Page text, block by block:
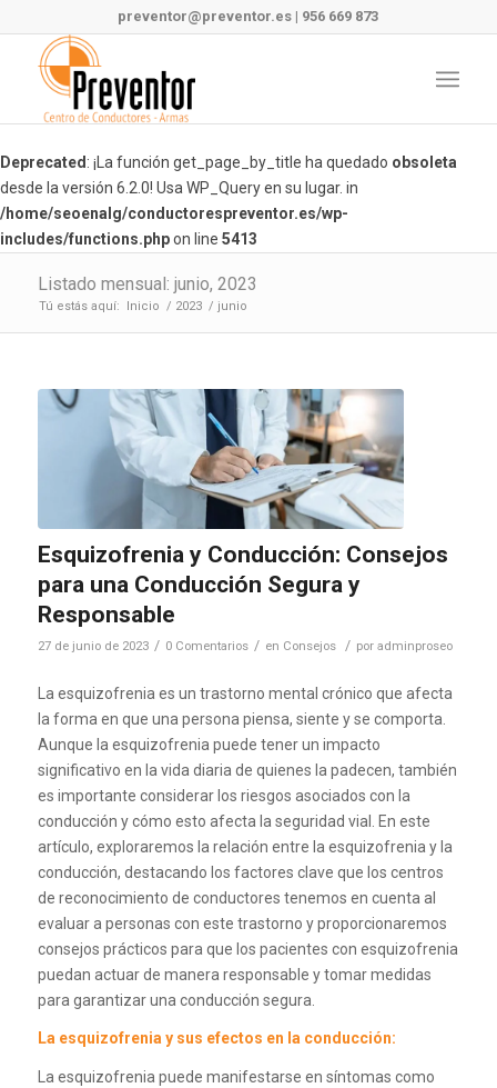
preventor@preventor.es | 956 669 873
Deprecated : ¡La función get_page_by_title ha quedado obsoleta
desde la versión 6.2.0! Usa WP_Query en su lugar. in
/home/seoenalg/conductorespreventor.es/wp-
includes/functions.phpon line 5413
Listado mensual: junio, 2023
Tú estás aquí: Inicio / 2023 / junio
Esquizofrenia y Conducción: Consejos
para una Conducción Segura y
Responsable
27 de junio de 2023 / 0 Comentarios / en Consejos / por adminproseo
La esquizofrenia es un trastorno mental crónico que afecta
la forma en que una persona piensa, siente y se comporta.
Aunque la esquizofrenia puede tener un impacto
significativo en la vida diaria de quienes la padecen, también
es importante considerar los riesgos asociados con la
conducción y cómo esto afecta la seguridad vial. En este
artículo, exploraremos la relación entre la esquizofrenia y la
conducción, destacando los factores clave que los centros
de reconocimiento de conductores tenemos en cuenta al
evaluar a personas con este trastorno y proporcionaremos
consejos prácticos para que los pacientes con esquizofrenia
puedan actuar de manera responsable y tomar medidas
para garantizar una conducción segura.
La esquizofrenia y sus efectos en la conducción:
La esquizofrenia puede manifestarse en síntomas como